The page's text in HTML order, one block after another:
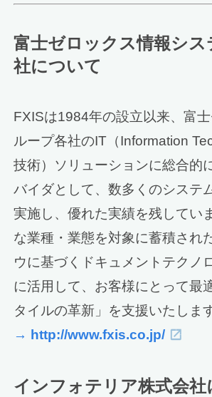
富士ゼロックス情報シス
社について
FXISは1984年の設立以来、富
ループ各社のIT（Information
技術）ソリューションに総合的
バイダとして、数多くのシステ
実施し、優れた実績を残してい
な業種・業態を対象に蓄積され
ウに基づくドキュメントテクノ
に活用して、お客様にとって最
タイルの革新」を支援いたしま
→ http://www.fxis.co.jp/
インフォテリア株式会社